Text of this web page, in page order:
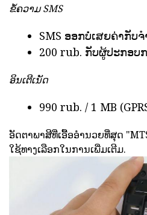
ຂໍ້ຄວາມ SMS
SMS ອອກບໍ່ເສຍຄ່າກັບ
200 rub. ກັບຜູ້ປະກອບ
ອິນເຕີເນັດ
990 rub. / 1 MB
ອັດຕາພາສີທີ່ເອື້ອອໍານວຍທີ່ສຸດ
ໃຊ້ທາງເລືອກໃນການເພີ່ມເຕີມ.